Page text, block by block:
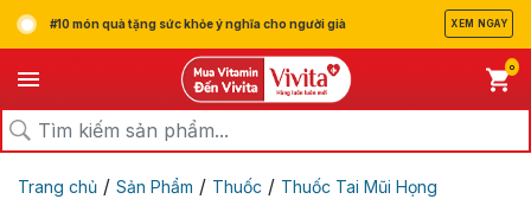
#10 món quà tặng sức khỏe ý nghĩa cho người già XEM NGAY
0
Trang chủ / Sản Phẩm / Thuốc / Thuốc Tai Mũi Họng